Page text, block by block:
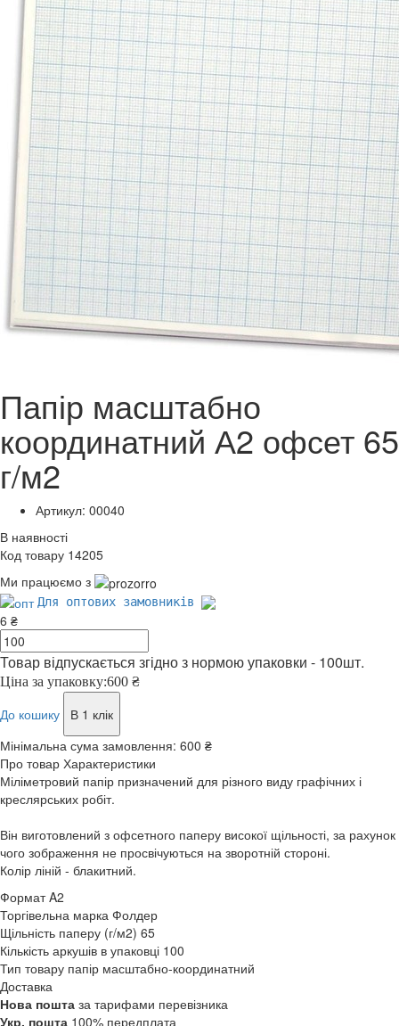
Папір масштабно
координатний А2 офсет 65
г/м2
Артикул: 00040
В наявності
Код товару 14205
Ми працюємо з
Для оптових замовників
6 ₴
Товар відпускається згідно з нормою упаковки - 100шт.
Ціна за упаковку:600 ₴
До кошику
В 1 клік
Мінімальна сума замовлення: 600 ₴
Про товар Характеристики
Міліметровий папір призначений для різного виду графічних і
креслярських робіт.
Він виготовлений з офсетного паперу високої щільності, за рахунок
чого зображення не просвічуються на зворотній стороні.
Колір ліній - блакитний.
Формат A2
Торгівельна марка Фолдер
Щільність паперу (г/м2) 65
Кількість аркушів в упаковці 100
Тип товару папір масштабно-координатний
Доставка
Нова пошта за тарифами перевізника
Укр. пошта 100% передплата